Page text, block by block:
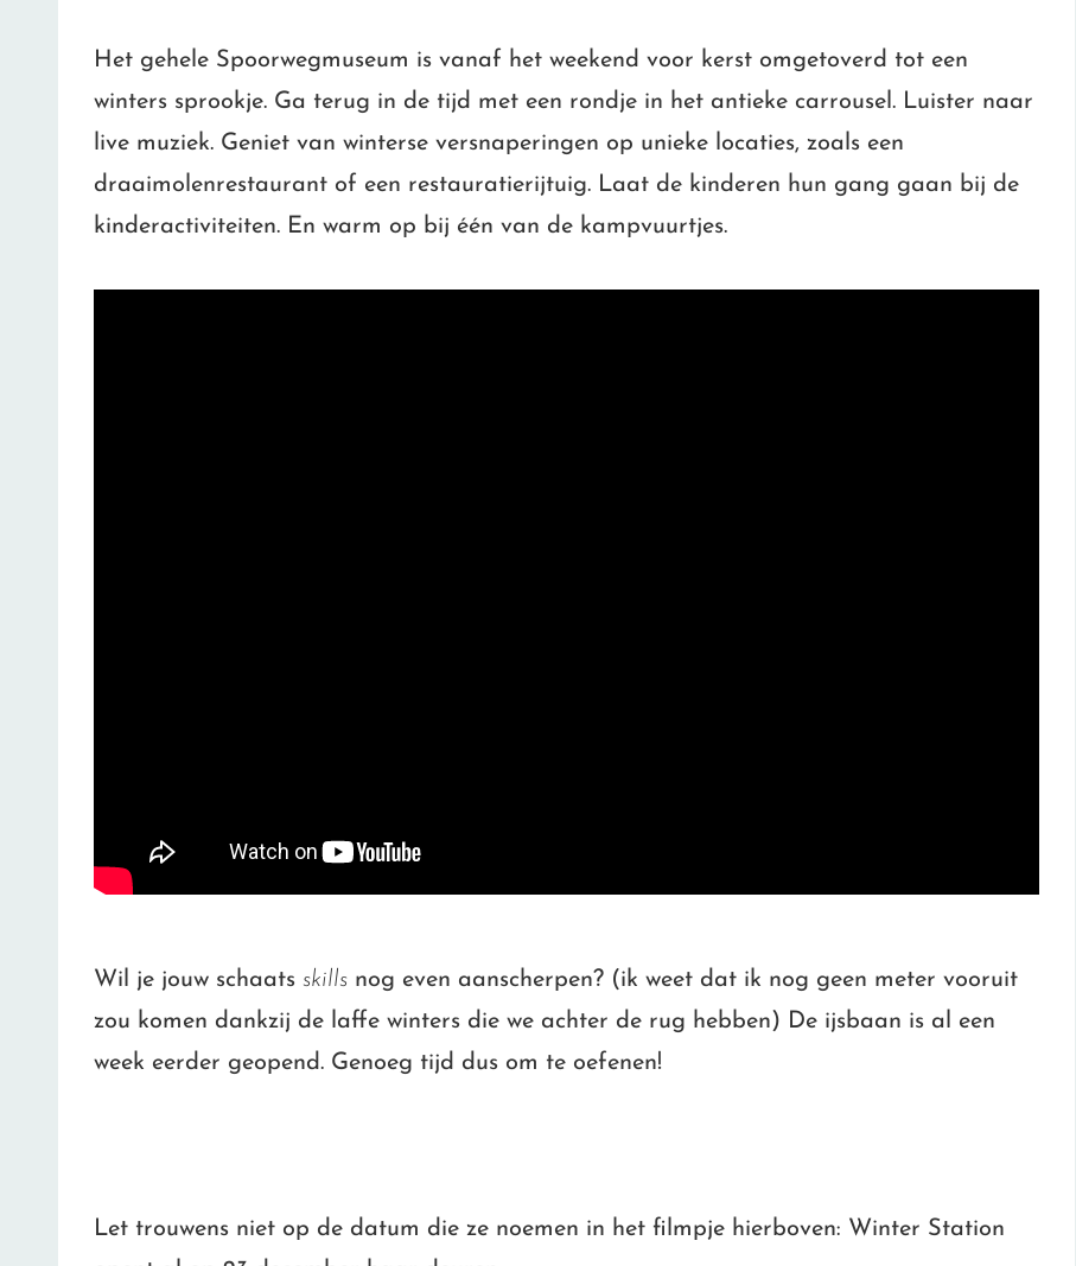
Het gehele Spoorwegmuseum is vanaf het weekend voor kerst omgetoverd tot een
winters sprookje. Ga terug in de tijd met een rondje in het antieke carrousel. Luister naar
live muziek. Geniet van winterse versnaperingen op unieke locaties, zoals een
draaimolenrestaurant of een restauratierijtuig. Laat de kinderen hun gang gaan bij de
kinderactiviteiten. En warm op bij één van de kampvuurtjes.
Wil je jouw schaats skills nog even aanscherpen? (ik weet dat ik nog geen meter vooruit
zou komen dankzij de laffe winters die we achter de rug hebben) De ijsbaan is al een
week eerder geopend. Genoeg tijd dus om te oefenen!
Let trouwens niet op de datum die ze noemen in het filmpje hierboven: Winter Station